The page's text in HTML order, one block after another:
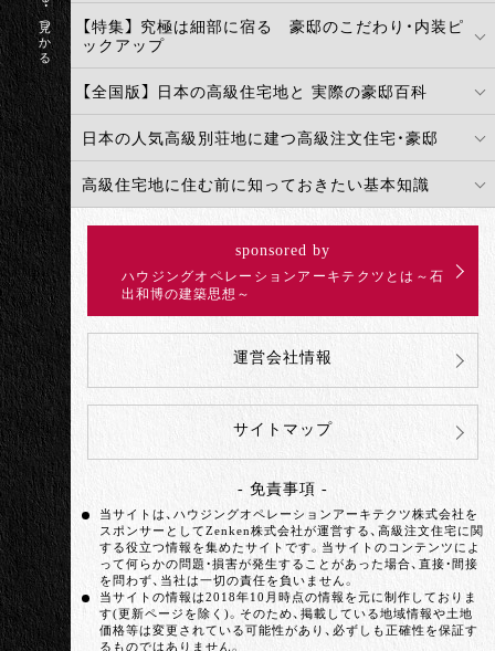
【特集】 究極は細部に宿る 豪邸のこだわり・内装ピ
ックアップ
【全国版】 日本の高級住宅地と 実際の豪邸百科
日本の人気高級別荘地に建つ高級注文住宅・豪邸
高級住宅地に住む前に知っておきたい基本知識
sponsored by
ハウジングオペレーションアーキテクツとは～石
出和博の建築思想～
運営会社情報
サイトマップ
- 免責事項 -
当サイトは、ハウジングオペレーションアーキテクツ株式会社を
スポンサーとしてZenken株式会社が運営する、高級注文住宅に関
する役立つ情報を集めたサイトです。当サイトのコンテンツによ
って何らかの問題・損害が発生することがあった場合、直接・間接
を問わず、当社は一切の責任を負いません。
当サイトの情報は2018年10月時点の情報を元に制作しておりま
す(更新ページを除く)。そのため、掲載している地域情報や土地
価格等は変更されている可能性があり、必ずしも正確性を保証す
るものではありません。